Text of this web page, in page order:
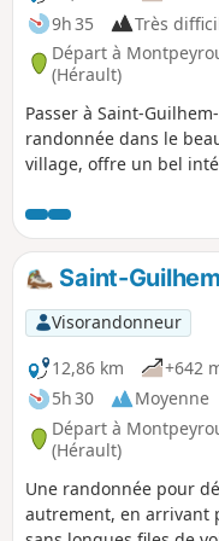
employé dans l'Hérault
terres rouges formées
randonnée se fait en
présente pas de
9h 35
Très
Départ à
(Hérault)
Passer à Saint-
randonnée dans le
village, offre un bel
secteur sans côtoyer la
Saint-
Visorandonneur
12,86 km
+642
5h 30
Moyenne
Départ à
(Hérault)
Une randonnée pour
autrement, en arrivant